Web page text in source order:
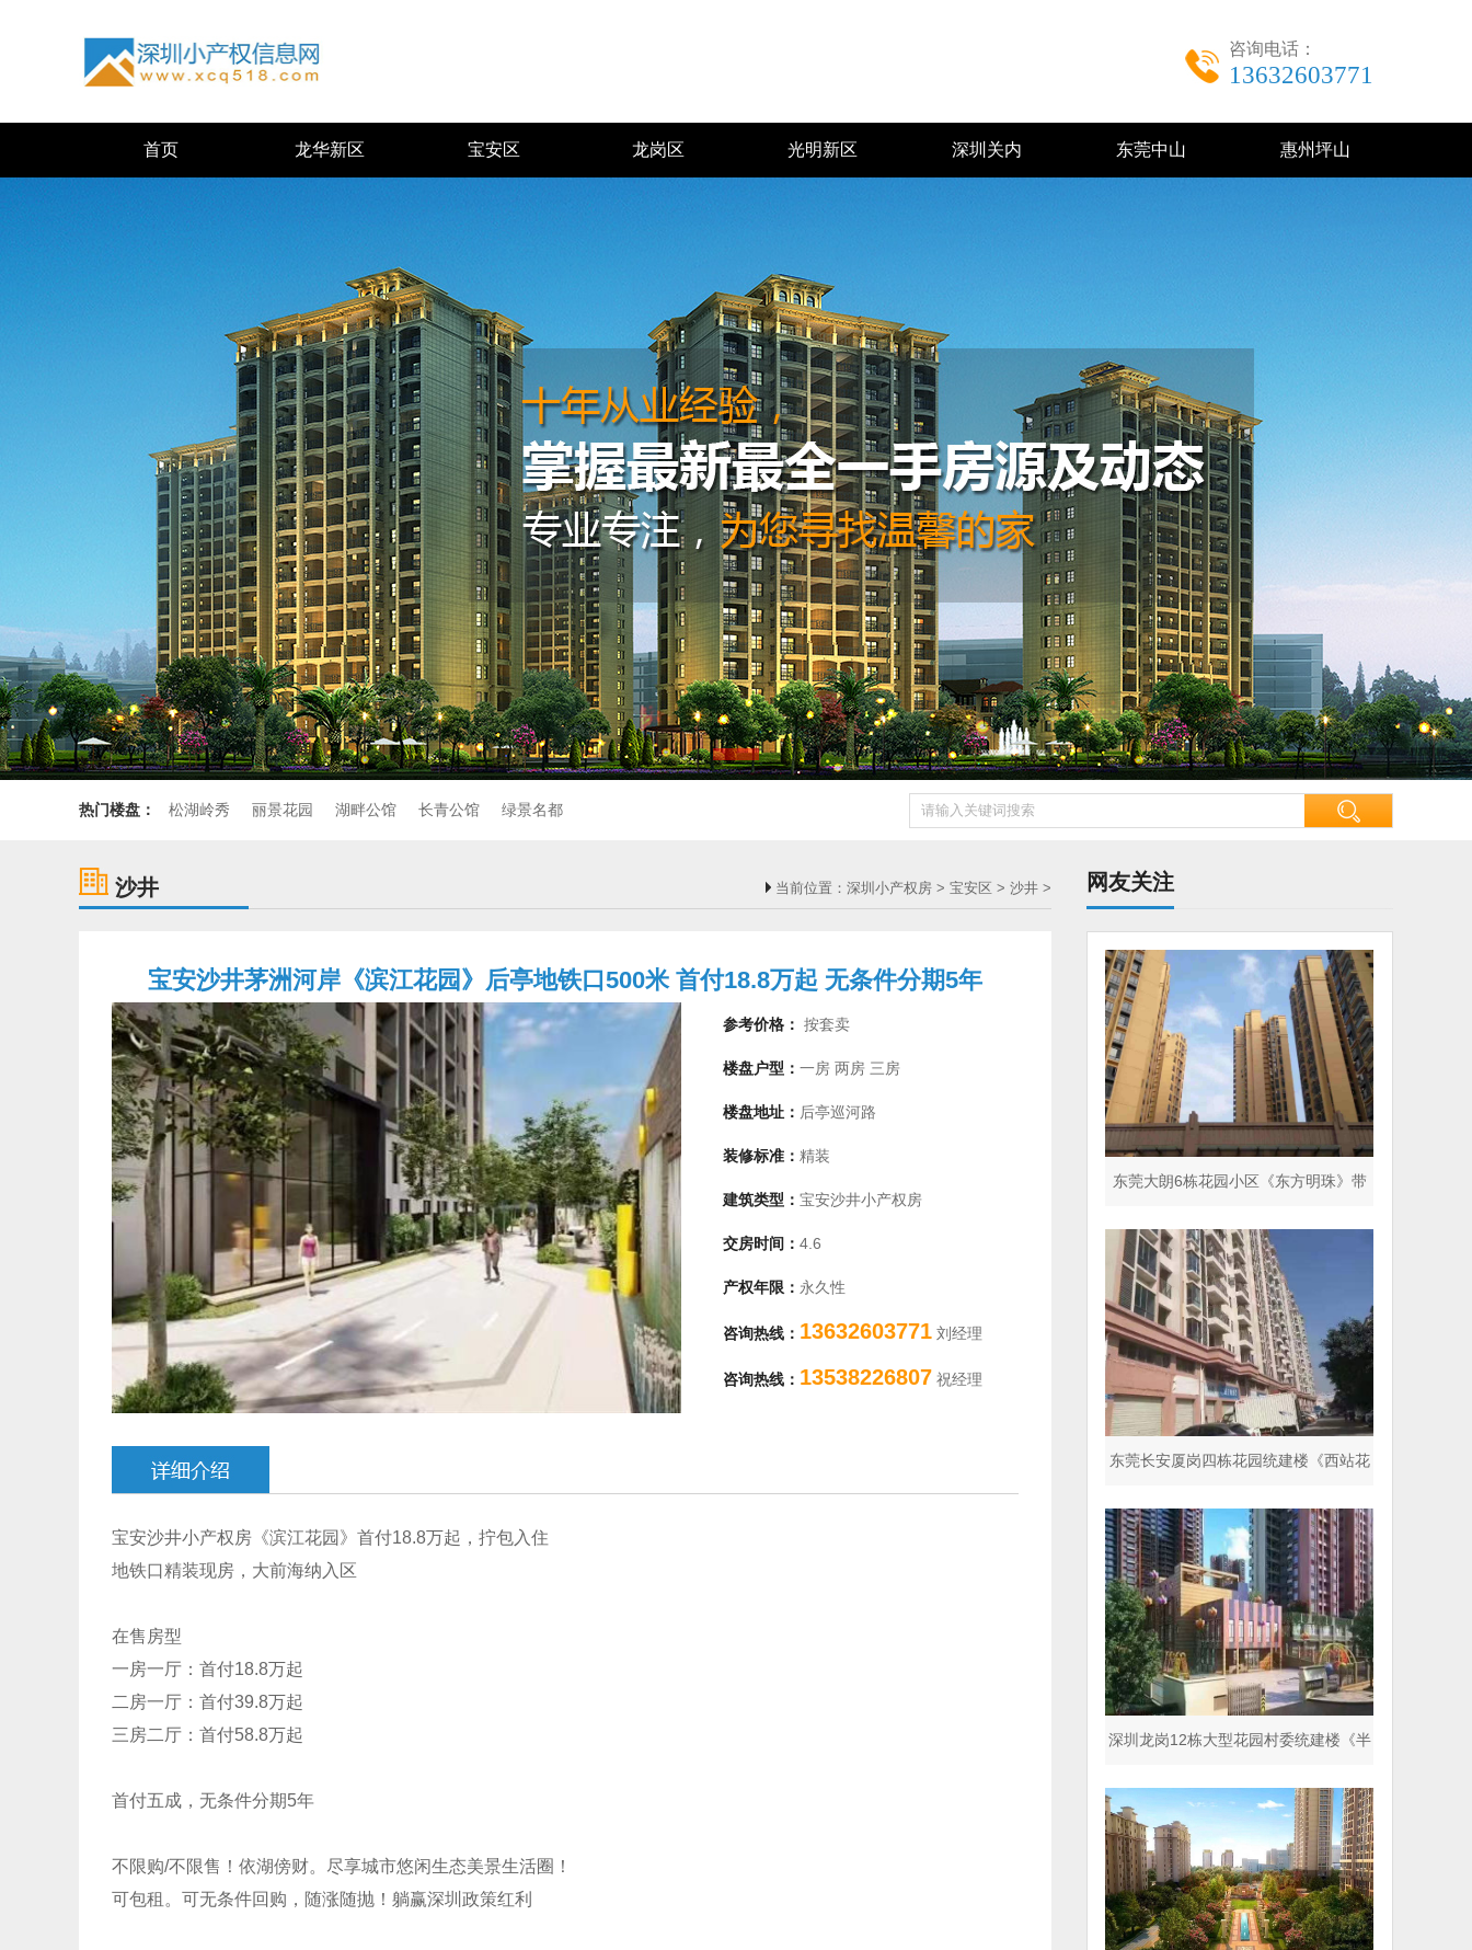
咨询电话：
13632603771
首页 龙华新区 宝安区 龙岗区 光明新区 深圳关内 东莞中山 惠州坪山
1
热门楼盘： 松湖岭秀 丽景花园 湖畔公馆 长青公馆 绿景名都
沙井 当前位置： 深圳小产权房 > 宝安区 > 沙井 >
宝安沙井茅洲河岸《滨江花园》后亭地铁口500米 首付18.8万起 无条件分期5年
参考价格： 按套卖
楼盘户型： 一房 两房 三房
楼盘地址： 后亭巡河路
装修标准： 精装
建筑类型： 宝安沙井小产权房
交房时间： 4.6
产权年限： 永久性
咨询热线： 13632603771 刘经理
咨询热线： 13538226807 祝经理
宝安沙井小产权房《滨江花园》首付18.8万起，拧包入住
地铁口精装现房，大前海纳入区
在售房型
一房一厅：首付18.8万起
二房一厅：首付39.8万起
三房二厅：首付58.8万起
首付五成，无条件分期5年
不限购/不限售！依湖傍财。尽享城市悠闲生态美景生活圈！
可包租。可无条件回购，随涨随抛！躺赢深圳政策红利
网友关注
东莞大朗6栋花园小区《东方明珠》带
停车场 超五星标准
东莞长安厦岗四栋花园统建楼《西站花
园》封闭式小区
深圳龙岗12栋大型花园村委统建楼《半
山名著》商品房同